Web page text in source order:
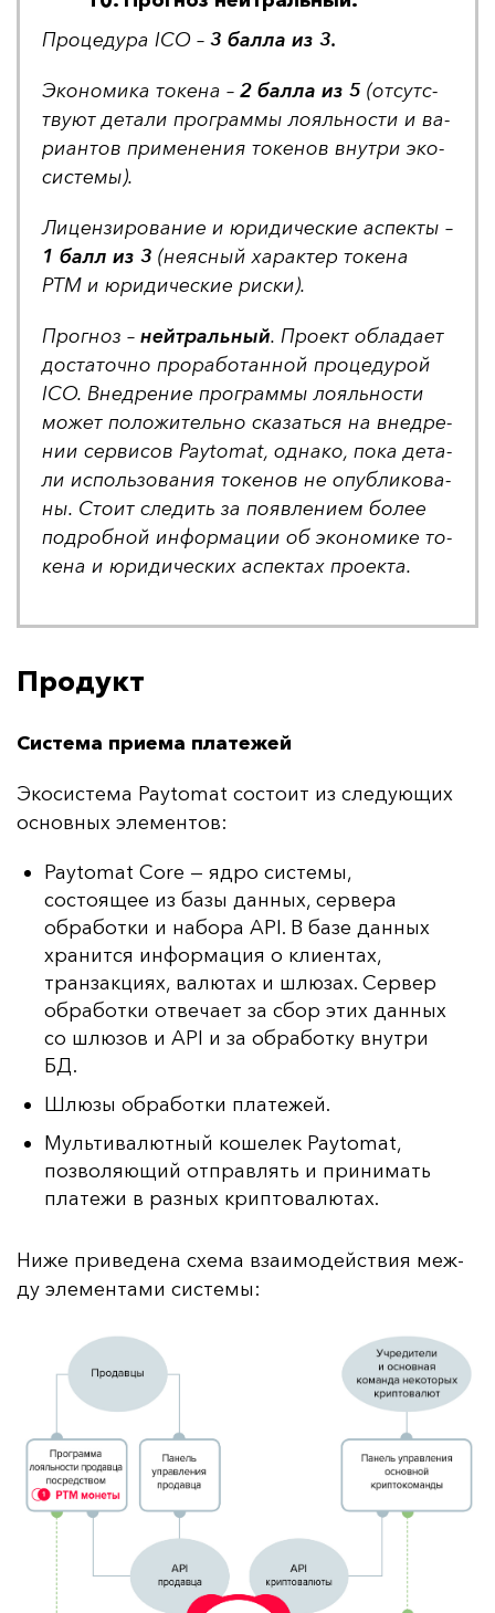
Про­це­ду­ра ICO – 3 бал­ла из 3.
Эко­но­ми­ка то­ке­на – 2 бал­ла из 5 (от­сутс­
тву­ют де­та­ли прог­рам­мы ло­яль­нос­ти и ва­
ри­ан­тов при­ме­не­ния то­ке­нов внут­ри эко­
сис­те­мы).
Ли­цен­зи­ро­ва­ние и юри­ди­чес­кие ас­пек­ты –
1 балл из 3 (не­яс­ный ха­рак­тер то­ке­на
PTM и юри­ди­чес­кие рис­ки).
Прог­ноз – ней­траль­ный. Про­ект об­ла­да­ет
дос­та­точ­но про­ра­бо­тан­ной про­це­ду­рой
ICO. Внед­ре­ние прог­рам­мы ло­яль­нос­ти
мо­жет по­ло­жи­тель­но ска­зать­ся на внед­ре­
нии сер­ви­сов Paytomat, од­на­ко, по­ка де­та­
ли ис­поль­зо­ва­ния то­ке­нов не опуб­ли­ко­ва­
ны. Сто­ит сле­дить за по­яв­ле­ни­ем бо­лее
под­роб­ной ин­фор­ма­ции об эко­но­ми­ке то­
ке­на и юри­ди­чес­ких ас­пек­тах про­ек­та.
Продукт
Система приема платежей
Эко­сис­те­ма Paytomat сос­то­ит из сле­ду­ющих
ос­нов­ных эле­мен­тов:
Paytomat Core — ядро системы,
состоящее из базы данных, сервера
обработки и набора API. В базе данных
хранится информация о клиентах,
транзакциях, валютах и шлюзах. Сервер
обработки отвечает за сбор этих данных
со шлюзов и API и за обработку внутри
БД.
Шлюзы обработки платежей.
Мультивалютный кошелек Paytomat,
позволяющий отправлять и принимать
платежи в разных криптовалютах.
Ни­же при­ве­де­на схе­ма вза­имо­дей­ствия меж­
ду эле­мен­та­ми сис­те­мы: